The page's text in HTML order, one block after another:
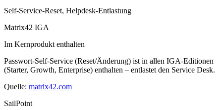
Self-Service-Reset, Helpdesk-Entlastung
Matrix42 IGA
Im Kernprodukt enthalten
Passwort-Self-Service (Reset/Änderung) ist in allen IGA-Editionen
(Starter, Growth, Enterprise) enthalten – entlastet den Service Desk.
Quelle: matrix42.com
SailPoint